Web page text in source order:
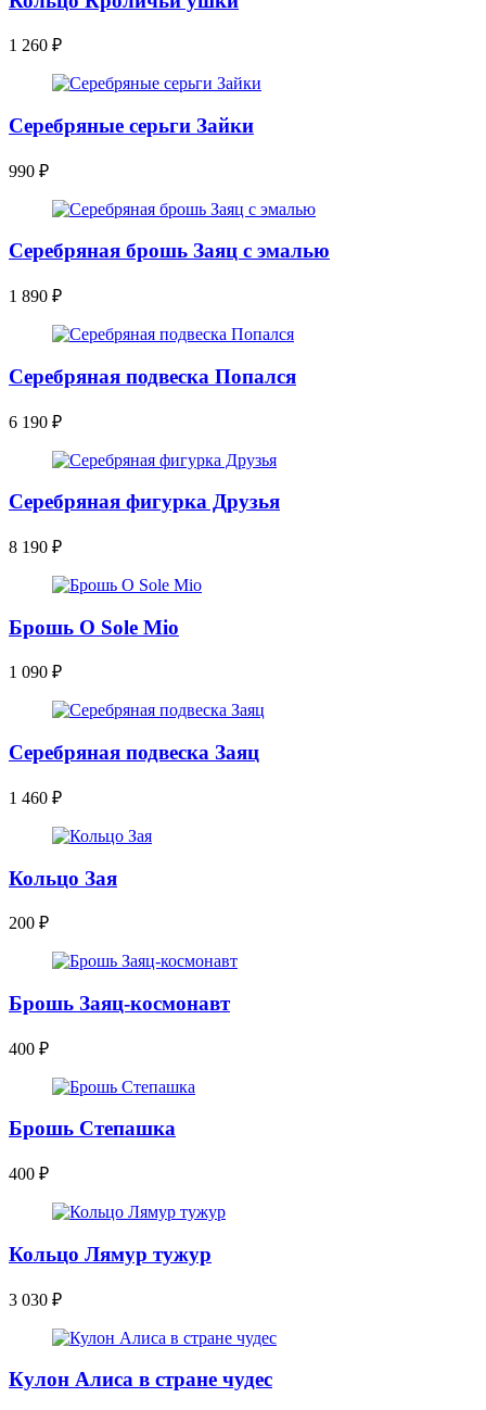
1 260 ₽
Серебряные серьги Зайки
990 ₽
Серебряная брошь Заяц с эмалью
1 890 ₽
Серебряная подвеска Попался
6 190 ₽
Серебряная фигурка Друзья
8 190 ₽
Брошь O Sole Mio
1 090 ₽
Серебряная подвеска Заяц
1 460 ₽
Кольцо Зая
200 ₽
Брошь Заяц-космонавт
400 ₽
Брошь Степашка
400 ₽
Кольцо Лямур тужур
3 030 ₽
Кулон Алиса в стране чудес